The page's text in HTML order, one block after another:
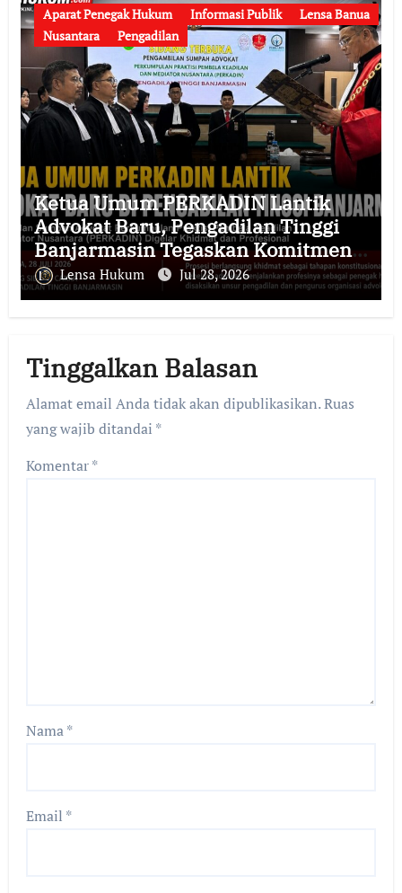
Aparat Penegak Hukum Informasi Publik
Lensa Banua
Nusantara
Pengadilan
Ketua Umum PERKADIN Lantik
Advokat Baru, Pengadilan Tinggi
Banjarmasin Tegaskan Komitmen
Menjaga Martabat Profesi Advokat
Lensa Hukum Jul 28, 2026
Tinggalkan Balasan
Alamat email Anda tidak akan dipublikasikan.Ruas
yang wajib ditandai *
Komentar*
Nama*
Email *